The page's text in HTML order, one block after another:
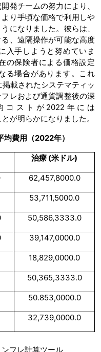
発チームの努力により、
り手頃な価格で利用しや
になりました。彼らは、
、遠隔操作が可能な高度
入手しようと努めていま
の保険者による価格設定
る場合があります。これ
載されたシステマティッ
レおよび通貨調整後の深
コストが2022年には
が明らかになりました。
費用（2022年）
治療 (米ドル)
62,457,8000.0
53,711,5000.0
50,586,3333.0
39,147,0000.0
18,829,0000.0
50,365,3333.0
50.853,0000.0
32,739,0000.0
フレ計算ツール